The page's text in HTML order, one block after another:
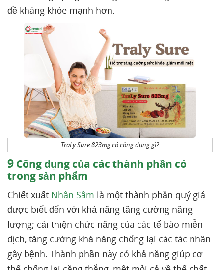
đề kháng khỏe mạnh hơn.
TraLy Sure 823mg có công dụng gì?
9 Công dụng của các thành phần có
trong sản phẩm
Chiết xuất Nhân Sâm là một thành phần quý giá
được biết đến với khả năng tăng cường năng
lượng; cải thiện chức năng của các tế bào miễn
dịch, tăng cường khả năng chống lại các tác nhân
gây bệnh. Thành phần này có khả năng giúp cơ